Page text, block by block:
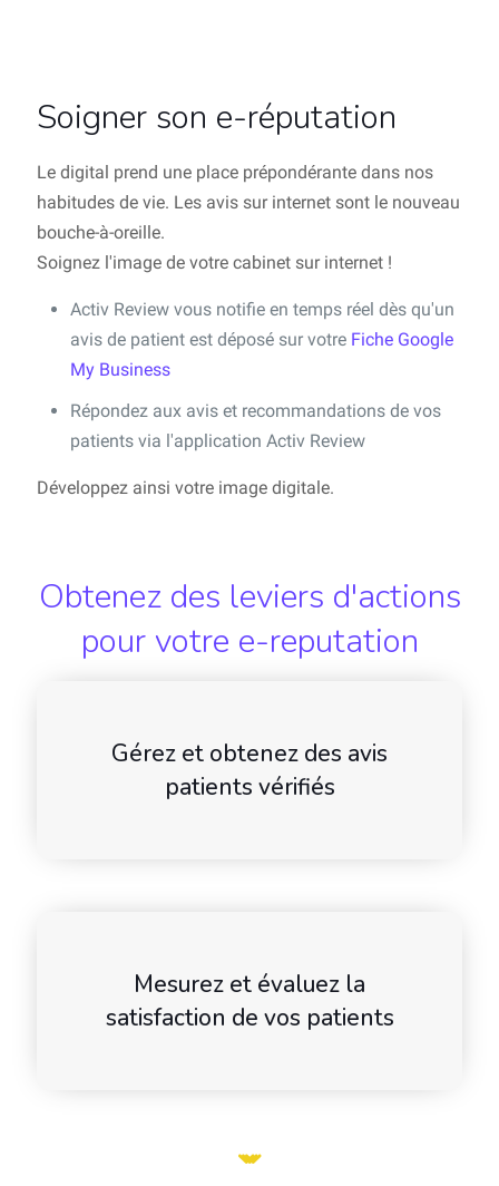
Soigner son e-réputation
Le digital prend une place prépondérante dans nos
habitudes de vie. Les avis sur internet sont le nouveau
bouche-à-oreille.
Soignez l'image de votre cabinet sur internet !
Activ Review vous notifie en temps réel dès qu'un
avis de patient est déposé sur votre Fiche Google
My Business
Répondez aux avis et recommandations de vos
patients via l'application Activ Review
Développez ainsi votre image digitale.
Obtenez des leviers d'actions
pour votre e-reputation
Gérez et obtenez des avis
patients vérifiés
Mesurez et évaluez la
satisfaction de vos patients